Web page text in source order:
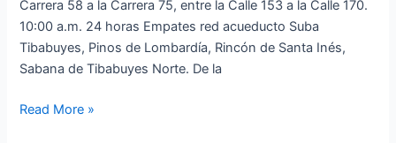
Carrera 58 a la Carrera 75, entre la Calle 153 a la Calle 170.
10:00 a.m. 24 horas Empates red acueducto Suba
Tibabuyes, Pinos de Lombardía, Rincón de Santa Inés,
Sabana de Tibabuyes Norte. De la
Read More »